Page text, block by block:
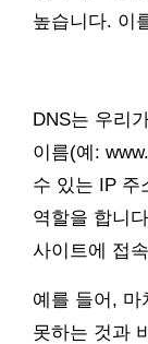
높습니다. 이
DNS는 우리
이름(예:
수 있는 IP 주
역할을 합니
사이트에 접
예를 들어, 마
못하는 것과